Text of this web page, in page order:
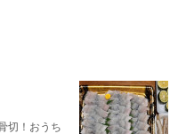
切！おうち